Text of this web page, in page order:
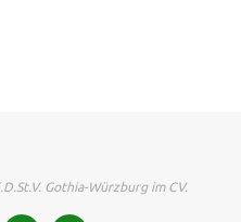
Gothia-Würzburg im CV.